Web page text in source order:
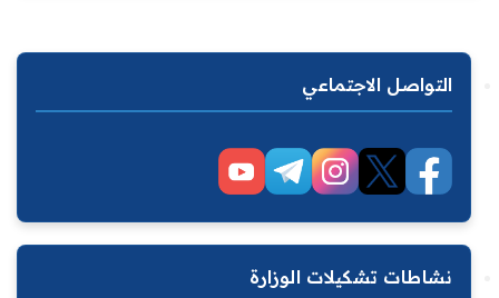
التواصل الاجتماعي
نشاطات تشكيلات الوزارة